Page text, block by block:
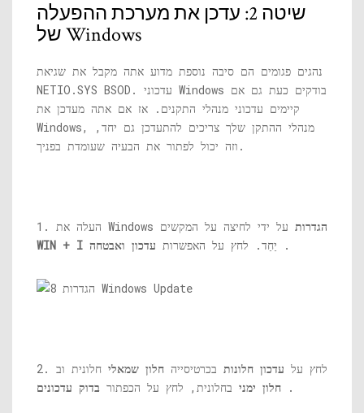
שיטה 2: עדכן את מערכת ההפעלה
של Windows
נהגים פגומים הם סיבה נוספת מדוע אתה מקבל את שגיאת
NETIO.SYS BSOD. עדכוני Windows בודקים כעת גם אם
קיימים עדכוני מנהלי התקנים. אז אם אתה מעדכן את
Windows, מנהלי ההתקן שלך צריכים להתעדכן גם יחד,
וזה יכול לפתור את הבעיה שעומדת בפניך.
1. העלה את Windows הגדרות על ידי לחיצה על המקשים
WIN + I
יַחַד. לחץ על האפשרות עדכון ואבטחה .
2. לחץ על עדכון חלונות בכרטיסייה חלון שמאלי חלונית וב
חלון ימני בחלונית, לחץ על הכפתור בדוק עדכונים .